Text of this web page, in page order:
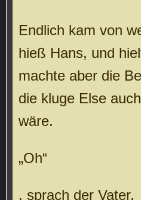
Endlich kam von
hieß Hans, und
machte aber die
die kluge Else
wäre.
„Oh“
, sprach der Vater,